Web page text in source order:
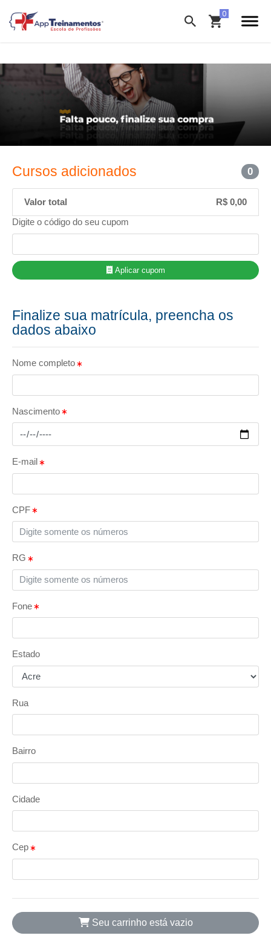
Cursos adicionados 0
Valor total
R$ 0,00
Digite o código do seu cupom
Aplicar cupom
Finalize sua matrícula, preencha os
dados abaixo
Nome completo
Nascimento
E-mail
CPF
RG
Fone
Estado
Rua
Bairro
Cidade
Cep
Seu carrinho está vazio